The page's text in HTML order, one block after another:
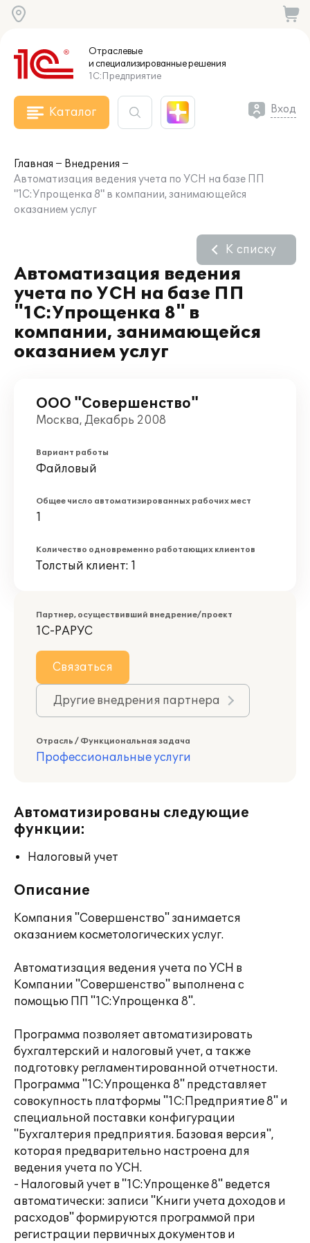
Отраслевые
и специализированныерешения
1С:Предприятие
Каталог Вход
Главная
Внедрения
Автоматизация ведения учета по УСН на базе ПП
"1С:Упрощенка 8" в компании, занимающейся
оказанием услуг
Автоматизация ведения
учета по УСН на базе ПП
"1С:Упрощенка 8" в
компании, занимающейся
оказанием услуг
К списку
ООО "Совершенство"
Москва, Декабрь 2008
Вариант работы
Файловый
Общее число автоматизированных рабочих мест
1
Количество одновременно работающих клиентов
Толстый клиент: 1
Партнер, осуществивший внедрение/проект
1С-РАРУС
Связаться
Другие внедрения партнера
Отрасль / Функциональная задача
Профессиональные услуги
Автоматизированы следующие
функции:
Налоговый учет
Описание
Компания "Совершенство" занимается
оказанием косметологических услуг.
Автоматизация ведения учета по УСН в
Компании "Совершенство" выполнена с
помощью ПП "1С:Упрощенка 8".
Программа позволяет автоматизировать
бухгалтерский и налоговый учет, а также
подготовку регламентированной отчетности.
Программа "1С:Упрощенка 8" представляет
совокупность платформы "1С:Предприятие 8" и
специальной поставки конфигурации
"Бухгалтерия предприятия. Базовая версия",
которая предварительно настроена для
ведения учета по УСН.
- Налоговый учет в "1С:Упрощенке 8" ведется
автоматически: записи "Книги учета доходов и
расходов" формируются программой при
регистрации первичных документов и